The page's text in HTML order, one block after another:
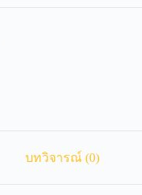
บทวิจารณ์ (0)